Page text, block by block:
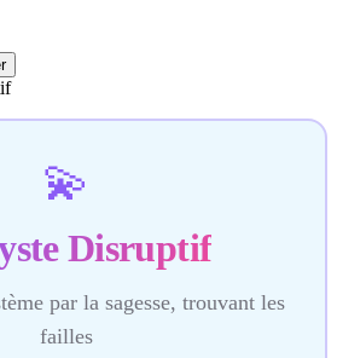
💫
Disruptif
par la sagesse, trouvant les
failles